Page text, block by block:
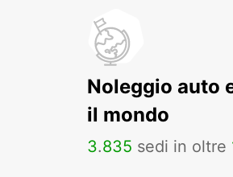
Noleggio auto
il mondo
3.835 sedi in oltre